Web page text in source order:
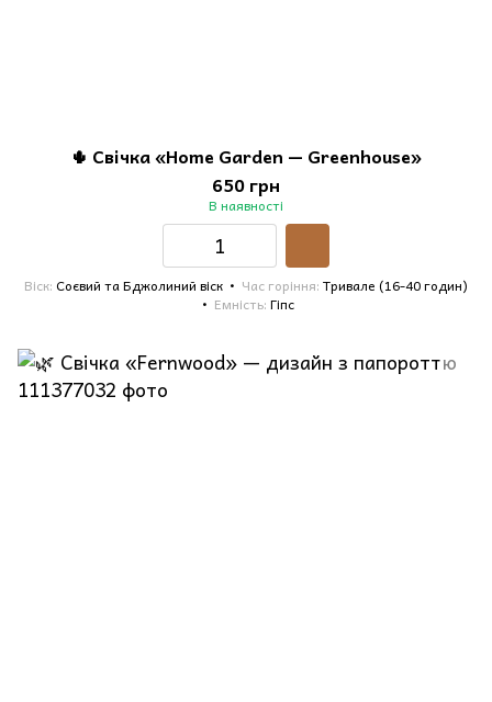
🌵 Свічка «Home Garden — Greenhouse»
650 грн
В наявності
Віск Соєвий та Бджолиний віск Час горіння Тривале (16-40 годин)
Емність Гіпс